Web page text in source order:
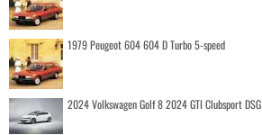
1979 Peugeot 604 604 D Turbo 5-speed
2024 Volkswagen Golf 8 2024 GTI Clubsport DSG